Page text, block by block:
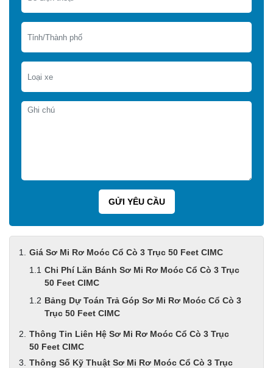
Giá Sơ Mi Rơ Moóc Cổ Cò 3 Trục 50 Feet CIMC
Chi Phí Lăn Bánh Sơ Mi Rơ Moóc Cổ Cò 3 Trục
50 Feet CIMC
Bảng Dự Toán Trả Góp Sơ Mi Rơ Moóc Cổ Cò 3
Trục 50 Feet CIMC
Thông Tin Liên Hệ Sơ Mi Rơ Moóc Cổ Cò 3 Trục
50 Feet CIMC
Thông Số Kỹ Thuật Sơ Mi Rơ Moóc Cổ Cò 3 Trục